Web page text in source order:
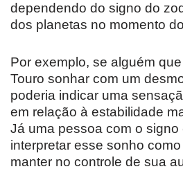
dependendo do signo do
dos planetas no momento
Por exemplo, se alguém
Touro sonhar com um
poderia indicar uma
em relação à estabilidade
Já uma pessoa com o signo
interpretar esse sonho
manter no controle de sua